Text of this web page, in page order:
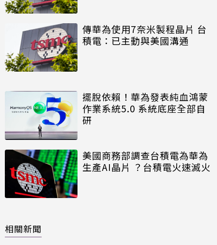
傳華為使用7奈米製程晶片 台
積電：已主動與美國溝通
擺脫依賴！華為發表純血鴻蒙
作業系統5.0 系統底座全部自
研
美國商務部調查台積電為華為
生產AI晶片 ？台積電火速滅火
相關新聞